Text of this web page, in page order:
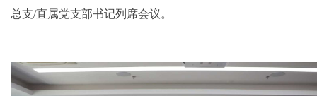
总支/直属党支部书记列席会议。